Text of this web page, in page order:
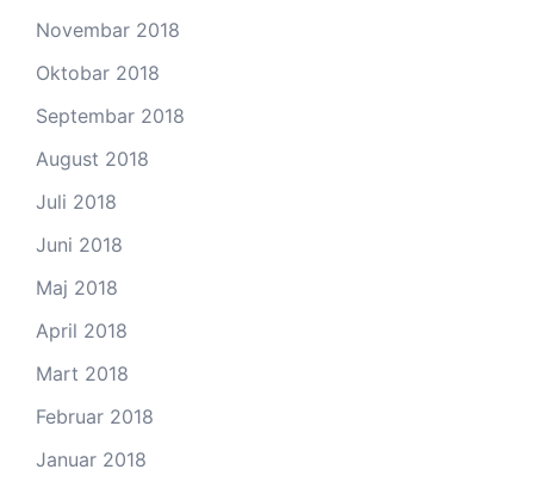
Novembar 2018
Oktobar 2018
Septembar 2018
August 2018
Juli 2018
Juni 2018
Maj 2018
April 2018
Mart 2018
Februar 2018
Januar 2018